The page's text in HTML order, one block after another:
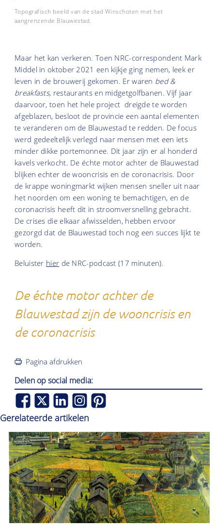
Topografisch beeld van de stad Winschoten met het
aangrenzende Blauwestad.
Maar het kan verkeren. Toen NRC-correspondent Mark
Middel in oktober 2021 een kijkje ging nemen, leek er
leven in de brouwerij gekomen. Er waren bed &
breakfasts, restaurants en midgetgolfbanen. Vijf jaar
daarvoor, toen het hele project dreigde te worden
afgeblazen, besloot de provincie een aantal elementen
te veranderen om de Blauwestad te redden. De focus
werd gedeeltelijk verlegd naar mensen met een iets
minder dikke portemonnee. Dit jaar zijn er al honderd
kavels verkocht. De échte motor achter de Blauwestad
blijken echter de wooncrisis en de coronacrisis. Door
de krappe woningmarkt wijken mensen sneller uit naar
het noorden om een woning te bemachtigen, en de
coronacrisis heeft dit in stroomversnelling gebracht.
De crises die elkaar afwisselden, hebben ervoor
gezorgd dat de Blauwestad toch nog een succes lijkt te
worden.
Beluister hier de NRC-podcast (17 minuten).
De échte motor achter de
Blauwestad zijn de wooncrisis en
de coronacrisis
Pagina afdrukken
Delen op social media:
Gerelateerde artikelen